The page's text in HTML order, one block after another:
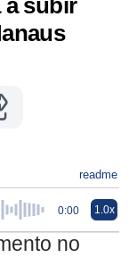
a subir
readme
0:00 1.0x
no